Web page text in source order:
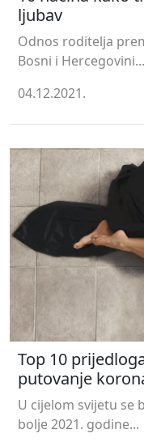
ljubav
Odnos roditelja
Bosni i
04.12.2021.
Top 10
putovanje
U cijelom svijetu se
bolje 2021. godine...